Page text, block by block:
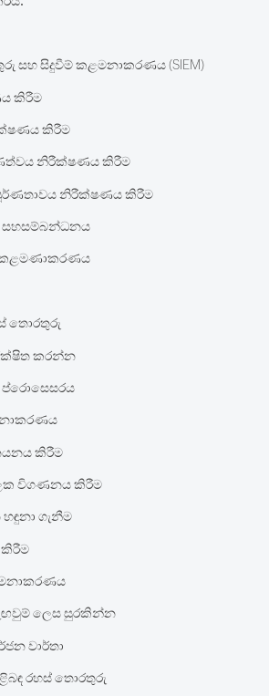
සහ සිදුවීම් කළමනාකරණය (SIEM)
කිරීම
කිරීම
නිරීක්ෂණය කිරීම
නිරීක්ෂණය කිරීම
තොරතුරු
කරන්න
ප්රොසෙසරය
කිරීම
විගණනය කිරීම
හඳුනා ගැනීම
කිරීම
ලෙස සුරකින්න
වාර්තා
රහස් තොරතුරු